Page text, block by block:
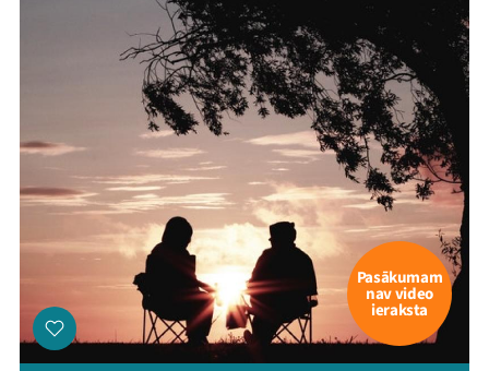
Pasākumam
nav video
ieraksta